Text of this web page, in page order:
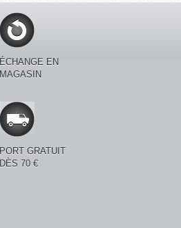
ÉCHANGE EN
MAGASIN
PORT GRATUIT
DÈS 70 €